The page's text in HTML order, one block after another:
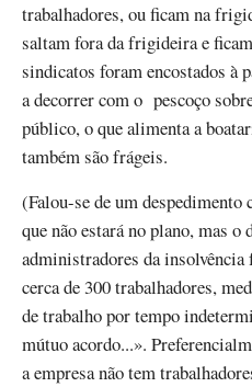
trabalhadores, ou ficam na
saltam fora da frigideira e
sindicatos foram encostados à
a decorrer com o pescoço
público, o que alimenta a
também são frágeis.
(Falou-se de um
que não estará no plano, mas o
administradores da
cerca de 300 trabalhadores,
de trabalho por tempo
mútuo acordo...».
a empresa não tem